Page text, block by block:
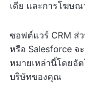
เดีย และการโฆษณ
ซอฟต์แวร์ CRM ส่
หรือ Salesforce จ
หมายเหล่านี้โดยอั
บริษัทของคุณ